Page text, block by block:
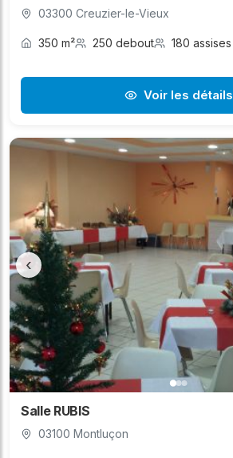
03300 Creuzier-le-Vieux
350 m² 250 debout 180 assises
Voir les détails
‹
Salle RUBIS
03100 Montluçon